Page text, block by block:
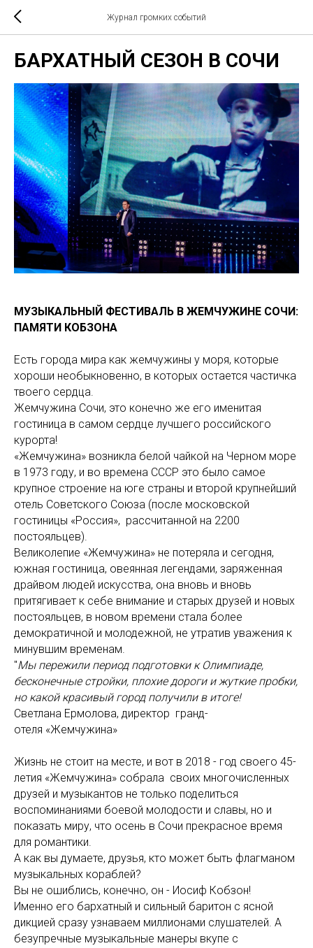
Журнал громких событий
БАРХАТНЫЙ СЕЗОН В СОЧИ
МУЗЫКАЛЬНЫЙ ФЕСТИВАЛЬ В ЖЕМЧУЖИНЕ СОЧИ:
ПАМЯТИ КОБЗОНА
Есть города мира как жемчужины у моря, которые
хороши необыкновенно, в которых остается частичка
твоего сердца.
Жемчужина Сочи, это конечно же его именитая
гостиница в самом сердце лучшего российского
курорта!
«Жемчужина» возникла белой чайкой на Черном море
в 1973 году, и во времена СССР это было самое
крупное строение на юге страны и второй крупнейший
отель Советского Союза (после московской
гостиницы «Россия», рассчитанной на 2200
постояльцев).
Великолепие «Жемчужина» не потеряла и сегодня,
южная гостиница, овеянная легендами, заряженная
драйвом людей искусства, она вновь и вновь
притягивает к себе внимание и старых друзей и новых
постояльцев, в новом времени стала более
демократичной и молодежной, не утратив уважения к
минувшим временам.
"Мы пережили период подготовки к Олимпиаде,
бесконечные стройки, плохие дороги и жуткие пробки,
но какой красивый город получили в итоге!
Светлана Ермолова, директор гранд-
отеля «Жемчужина»
Жизнь не стоит на месте, и вот в 2018 - год своего 45-
летия «Жемчужина» собрала своих многочисленных
друзей и музыкантов не только поделиться
воспоминаниями боевой молодости и славы, но и
показать миру, что осень в Сочи прекрасное время
для романтики.
А как вы думаете, друзья, кто может быть флагманом
музыкальных кораблей?
Вы не ошиблись, конечно, он - Иосиф Кобзон!
Именно его бархатный и сильный баритон с ясной
дикцией сразу узнаваем миллионами слушателей. А
безупречные музыкальные манеры вкупе с